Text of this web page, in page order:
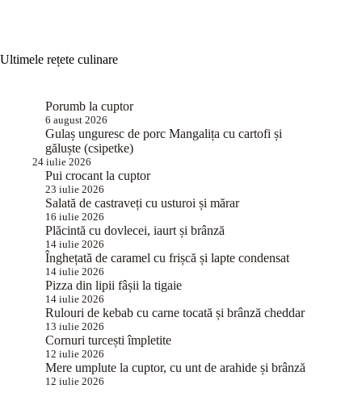
Ultimele rețete culinare
Porumb la cuptor
6 august 2026
Gulaș unguresc de porc Mangalița cu cartofi și
găluște (csipetke)
24 iulie 2026
Pui crocant la cuptor
23 iulie 2026
Salată de castraveți cu usturoi și mărar
16 iulie 2026
Plăcintă cu dovlecei, iaurt și brânză
14 iulie 2026
Înghețată de caramel cu frișcă și lapte condensat
14 iulie 2026
Pizza din lipii fâșii la tigaie
14 iulie 2026
Rulouri de kebab cu carne tocată și brânză cheddar
13 iulie 2026
Cornuri turcești împletite
12 iulie 2026
Mere umplute la cuptor, cu unt de arahide și brânză
12 iulie 2026